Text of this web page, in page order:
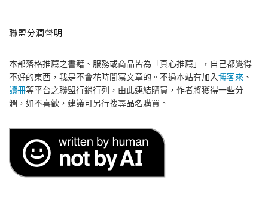
聯盟分潤聲明
本部落格推薦之書籍、服務或商品皆為「真心推薦」，自己都覺得
不好的東西，我是不會花時間寫文章的。不過本站有加入博客來 、
讀冊等平台之聯盟行銷行列，由此連結購買，作者將獲得一些分
潤，如不喜歡，建議可另行搜尋品名購買。